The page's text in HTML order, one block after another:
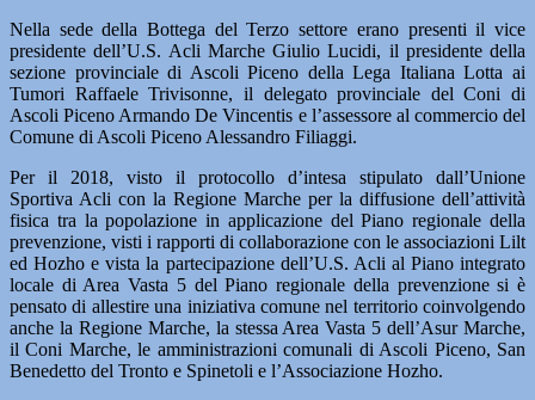
Nella sede della Bottega del Terzo settore erano presenti il vice
presidente dell’U.S. Acli Marche Giulio Lucidi, il presidente della
sezione provinciale di Ascoli Piceno della Lega Italiana Lotta ai
Tumori Raffaele Trivisonne, il delegato provinciale del Coni di
Ascoli Piceno Armando De Vincentis e l’assessore al commercio del
Comune di Ascoli Piceno Alessandro Filiaggi.
Per il 2018, visto il protocollo d’intesa stipulato dall’Unione
Sportiva Acli con la Regione Marche per la diffusione dell’attività
fisica tra la popolazione in applicazione del Piano regionale della
prevenzione, visti i rapporti di collaborazione con le associazioni Lilt
ed Hozho e vista la partecipazione dell’U.S. Acli al Piano integrato
locale di Area Vasta 5 del Piano regionale della prevenzione si è
pensato di allestire una iniziativa comune nel territorio coinvolgendo
anche la Regione Marche, la stessa Area Vasta 5 dell’Asur Marche,
il Coni Marche, le amministrazioni comunali di Ascoli Piceno, San
Benedetto del Tronto e Spinetoli e l’Associazione Hozho.